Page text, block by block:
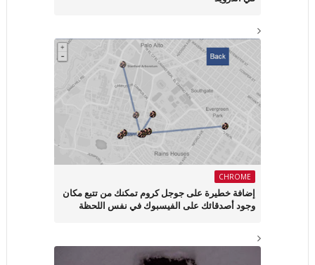
CHROME
إضافة خطيرة على جوجل كروم تمكنك من تتبع مكان
وجود أصدقائك على الفيسبوك في نفس اللحظة